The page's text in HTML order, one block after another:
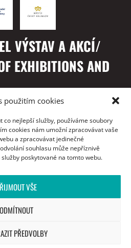
použitím cookies
co nejlepší služby, používáme soubory
cookies nám umožní zpracovávat vaše
a zpracovávat jedinečné
souhlasu může nepříznivě
poskytované na tomto webu.
VŠE
ODMÍTNOUT
PŘEDVOLBY
VÝSTAV A AKCÍ/
EXHIBITIONS AND
/ WITH THANKS TO